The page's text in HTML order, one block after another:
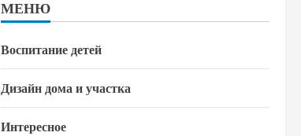
МЕНЮ
Воспитание детей
Дизайн дома и участка
Интересное